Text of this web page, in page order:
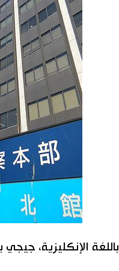
الإنكليزية،